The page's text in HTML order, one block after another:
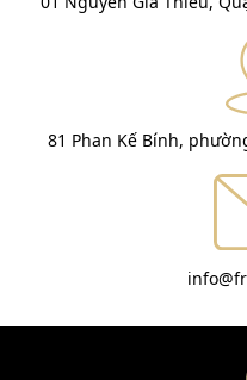
81 Phan Kế Bính,